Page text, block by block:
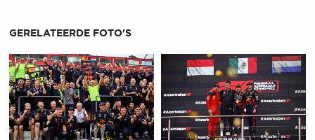
GERELATEERDE FOTO'S